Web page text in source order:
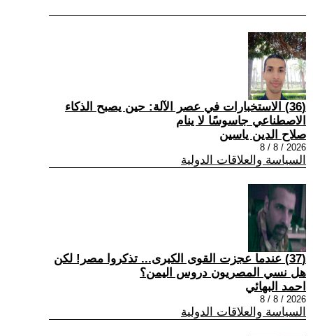
(36) الاستخبارات في عصر الآلة: حين يصبح الذكاء
الاصطناعي جاسوسًا لا ينام
صلاح الدين ياسين
2026 / 8 / 8
السياسة والعلاقات الدولية
(37) عندما عجزت القوى الكبرى... تذكروا مصر! لكن
هل نسي المصريون دروس اليمن؟
احمد البهائي
2026 / 8 / 8
السياسة والعلاقات الدولية